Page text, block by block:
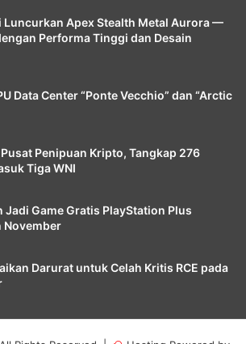
Luncurkan Apex Stealth Metal Aurora —
Performa Tinggi dan Desain
Data Center “Ponte Vecchio” dan “Arctic
Penipuan Kripto, Tangkap 276
Tiga WNI
Jadi Game Gratis PlayStation Plus
November
Darurat untuk Celah Kritis RCE pada